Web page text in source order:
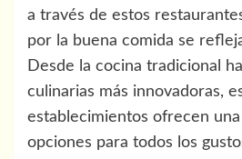
a través de estos
por la buena comida se
Desde la cocina tradicional
culinarias más innovadoras,
establecimientos ofrecen
opciones para todos los